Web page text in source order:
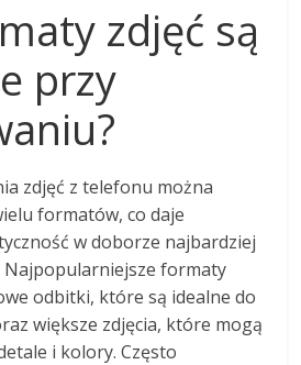
zdjęć są
przy
zdjęć z telefonu można
formatów, co daje
w doborze najbardziej
Najpopularniejsze formaty
odbitki, które są idealne do
większe zdjęcia, które mogą
i kolory. Często